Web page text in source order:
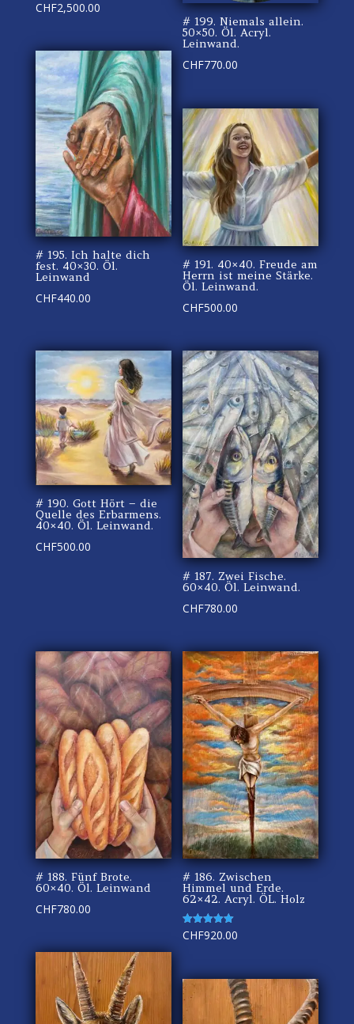
CHF2,500.00
# 199. Niemals allein.
50×50. Öl. Acryl.
Leinwand.
CHF770.00
# 195. Ich halte dich
fest. 40×30. Öl.
Leinwand
CHF440.00
# 191. 40×40. Freude am
Herrn ist meine Stärke.
Öl. Leinwand.
CHF500.00
# 190. Gott Hört – die
Quelle des Erbarmens.
40×40. Öl. Leinwand.
CHF500.00
# 187. Zwei Fische.
60×40. Öl. Leinwand.
CHF780.00
# 188. Fünf Brote.
60×40. Öl. Leinwand
CHF780.00
# 186. Zwischen
Himmel und Erde.
62×42. Acryl. ÖL. Holz
Rated
5.00
CHF920.00